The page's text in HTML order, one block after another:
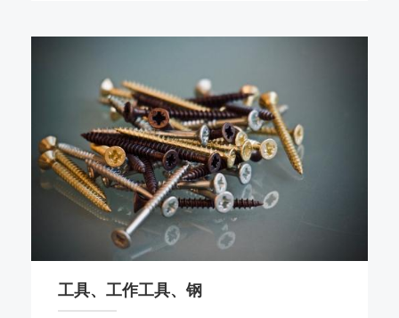
工具、工作工具、钢